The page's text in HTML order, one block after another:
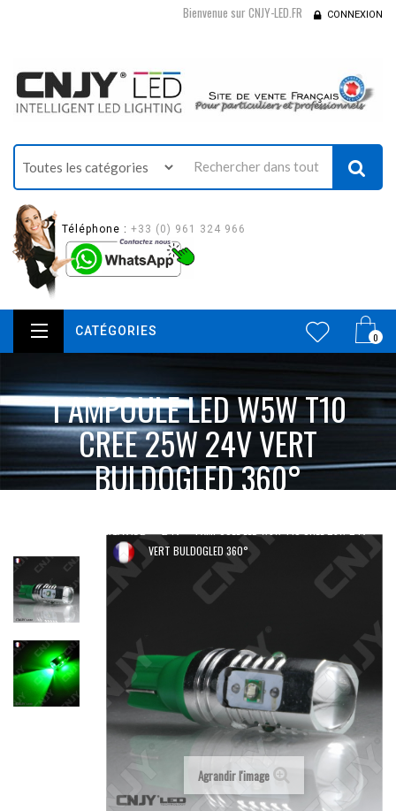
Bienvenue sur CNJY-LED.FR CONNEXION
Téléphone : +33 (0) 961 324 966
0
CATÉGORIES
1 AMPOULE LED W5W T10
CREE 25W 24V VERT
BULDOGLED 360°
T10 - W5W - W2.1X9.5D
24V
VERT BULDOGLED 360°
Agrandir l'image